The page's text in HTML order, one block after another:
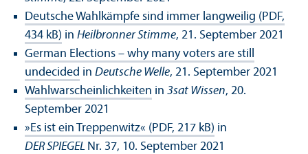
Deutsche Wahlkämpfe sind immer langweilig (PDF,
434 kB) in Heilbronner Stimme, 21. September 2021
German Elections – why many voters are still
undecided in Deutsche Welle, 21. September 2021
Wahlwarscheinlichkeiten in 3sat Wissen, 20.
September 2021
»Es ist ein Treppenwitz« (PDF, 217 kB) in
DER SPIEGEL Nr. 37, 10. September 2021